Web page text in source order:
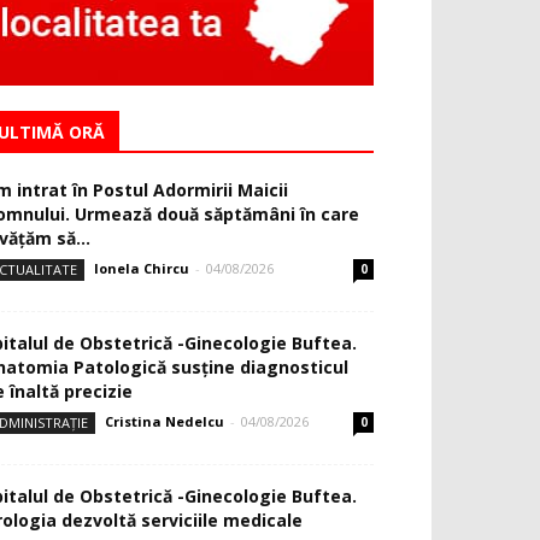
ULTIMĂ ORĂ
intrat în Postul Adormirii Maicii
Urmează două săptămâni în care
să...
Ionela Chircu - 04/08/2026 0
de Obstetrică -Ginecologie Buftea.
Patologică susţine diagnosticul
înaltă precizie
Cristina Nedelcu - 04/08/2026 0
de Obstetrică -Ginecologie Buftea.
dezvoltă serviciile medicale